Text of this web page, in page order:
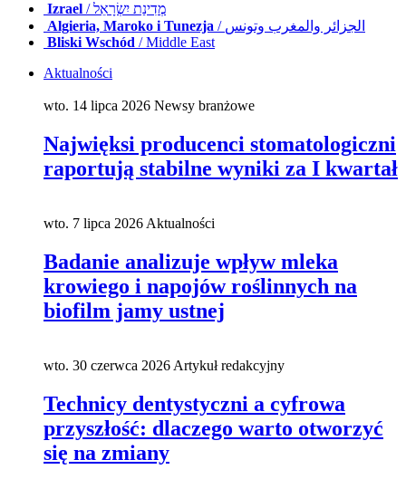
Izrael
/ מְדִינַת יִשְׂרָאֵל
Algieria, Maroko i Tunezja
/ الجزائر والمغرب وتونس
Bliski Wschód / Middle East
Aktualności
wto. 14 lipca 2026 Newsy branżowe
Najwięksi producenci stomatologiczni
raportują stabilne wyniki za I kwartał
wto. 7 lipca 2026 Aktualności
Badanie analizuje wpływ mleka
krowiego i napojów roślinnych na
biofilm jamy ustnej
wto. 30 czerwca 2026 Artykuł redakcyjny
Technicy dentystyczni a cyfrowa
przyszłość: dlaczego warto otworzyć
się na zmiany